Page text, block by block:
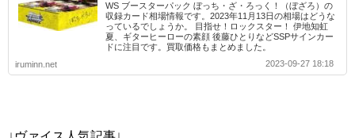
WS ブースターパック ぼっち・ざ・ろっく！（ぼざろ）の
収録カード相場情報です。2023年11月13日の相場はどうな
っているでしょうか。 目指せ！ロックスター！ 伊地知虹
夏、ギターヒーローの素顔 後藤ひとりなどSSPサインカー
ドに注目です。買取価格もまとめました。
iruminn.net
2023-09-27 18:18